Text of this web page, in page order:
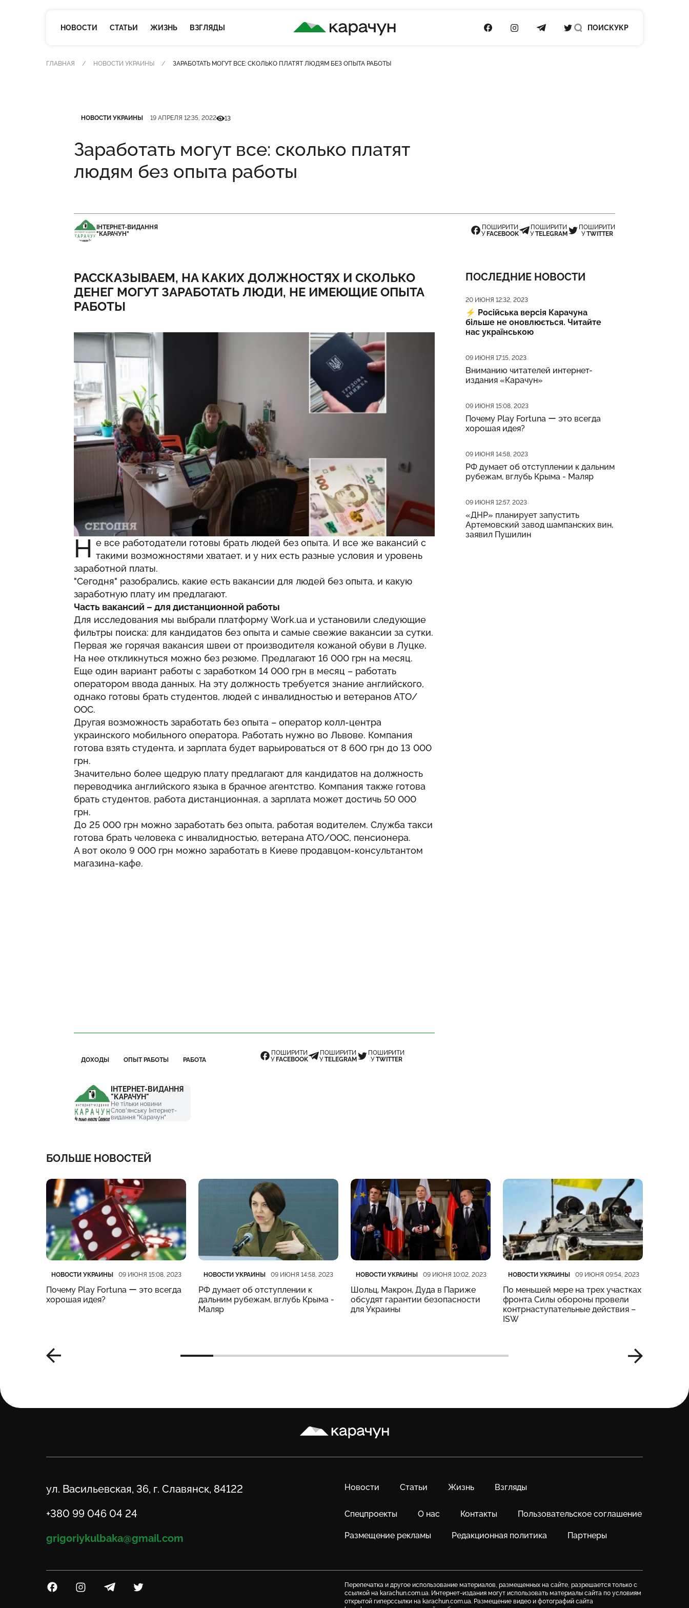
НОВОСТИ СТАТЬИ ЖИЗНЬ ВЗГЛЯДЫ
КАРАЧУН
ПОСИЛАННЯ НА FACEBOOK
ПОСИЛАННЯ НА INSTAGRAM
ПОСИЛАННЯ НА TELEGRAM
ПОСИЛАННЯ НА TWITTER
ПОИСКУКР
ГЛАВНАЯ НОВОСТИ УКРАИНЫ ЗАРАБОТАТЬ МОГУТ ВСЕ: СКОЛЬКО ПЛАТЯТ ЛЮДЯМ БЕЗ ОПЫТА РАБОТЫ
НОВОСТИ УКРАИНЫ 19 АПРЕЛЯ 12:35, 2022Кількість переглядів
13
Заработать могут все: сколько платят
людям без опыта работы
ІНТЕРНЕТ-ВИДАННЯ
"КАРАЧУН"
ПОШИРИТИ
У FACEBOOK
ПОШИРИТИ
УTELEGRAM
ПОШИРИТИ
УTWITTER
РАССКАЗЫВАЕМ, НА КАКИХ ДОЛЖНОСТЯХ И СКОЛЬКО
ДЕНЕГ МОГУТ ЗАРАБОТАТЬ ЛЮДИ, НЕ ИМЕЮЩИЕ ОПЫТА
РАБОТЫ
Н е все работодатели готовы брать людей без опыта. И все же вакансий с
такими возможностями хватает, и у них есть разные условия и уровень
заработной платы.
"Сегодня" разобрались, какие есть вакансии для людей без опыта, и какую
заработную плату им предлагают.
Часть вакансий – для дистанционной работы
Для исследования мы выбрали платформу Work.ua и установили следующие
фильтры поиска: для кандидатов без опыта и самые свежие вакансии за сутки.
Первая же горячая вакансия швеи от производителя кожаной обуви в Луцке.
На нее откликнуться можно без резюме. Предлагают 16 000 грн на месяц.
Еще один вариант работы с заработком 14 000 грн в месяц – работать
оператором ввода данных. На эту должность требуется знание английского,
однако готовы брать студентов, людей с инвалидностью и ветеранов АТО/
ООС.
Другая возможность заработать без опыта – оператор колл-центра
украинского мобильного оператора. Работать нужно во Львове. Компания
готова взять студента, и зарплата будет варьироваться от 8 600 грн до 13 000
грн.
Значительно более щедрую плату предлагают для кандидатов на должность
переводчика английского языка в брачное агентство. Компания также готова
брать студентов, работа дистанционная, а зарплата может достичь 50 000
грн.
До 25 000 грн можно заработать без опыта, работая водителем. Служба такси
готова брать человека с инвалидностью, ветерана АТО/ООС, пенсионера.
А вот около 9 000 грн можно заработать в Киеве продавцом-консультантом
магазина-кафе.
ДОХОДЫ ОПЫТ РАБОТЫ РАБОТА
ПОШИРИТИ
У FACEBOOK
ПОШИРИТИ
УTELEGRAM
ПОШИРИТИ
УTWITTER
ІНТЕРНЕТ-ВИДАННЯ
"КАРАЧУН"
Не тільки новини
Слов'янську Інтернет-
видання "Карачун"
ПОСЛЕДНИЕ НОВОСТИ
Дата публикации
20 ИЮНЯ 12:32, 2023
⚡️ Російська версія Карачуна
більше не оновлюється. Читайте
нас українською
Дата публикации
09 ИЮНЯ 17:15, 2023
Вниманию читателей интернет-
издания «Карачун»
Дата публикации
09 ИЮНЯ 15:08, 2023
Почему Play Fortuna ー это всегда
хорошая идея?
Дата публикации
09 ИЮНЯ 14:58, 2023
РФ думает об отступлении к дальним
рубежам, вглубь Крыма - Маляр
Дата публикации
09 ИЮНЯ 12:57, 2023
«ДНР» планирует запустить
Артемовский завод шампанских вин,
заявил Пушилин
БОЛЬШЕ НОВОСТЕЙ
Категория
НОВОСТИ УКРАИНЫ
Дата публикации 09 ИЮНЯ 15:08, 2023
Почему Play Fortuna ー это всегда
хорошая идея?
Категория
НОВОСТИ УКРАИНЫ
Дата публикации 09 ИЮНЯ 14:58, 2023
РФ думает об отступлении к
дальним рубежам, вглубь Крыма -
Маляр
Категория
НОВОСТИ УКРАИНЫ
Дата публикации 09 ИЮНЯ 10:02, 2023
Шольц, Макрон, Дуда в Париже
обсудят гарантии безопасности
для Украины
Категория
НОВОСТИ УКРАИНЫ
Дата публикации 09 ИЮНЯ 09:54, 2023
По меньшей мере на трех участках
фронта Силы обороны провели
контрнаступательные действия –
ISW
Карачун
Новости Статьи Жизнь Взгляды
Спецпроекты О нас Контакты Пользовательское соглашение
Размещение рекламы Редакционная политика Партнеры
Адрес
ул. Васильевская, 36, г. Славянск, 84122
Телефон
+380 99 046 04 24
Email
grigoriykulbaka@gmail.com
Посилання на Facebook
Посилання на Instagram
Посилання на Telegram
Посилання на Twitter
Перепечатка и другое использование материалов, размещенных на сайте, разрешается только с
ссылкой на karachun.com.ua. Интернет-издания могут использовать материалы сайта по условиям
открытой гиперссылки на karachun.com.ua. Размещение видео и фотографий сайта